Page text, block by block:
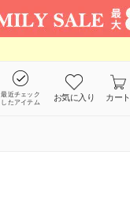
最近チェック
したアイテム
お気に入り カート